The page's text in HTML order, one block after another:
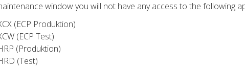
window you will not have any access to the following
(ECP Produktion)
(ECP Test)
(Produktion)
(Test)